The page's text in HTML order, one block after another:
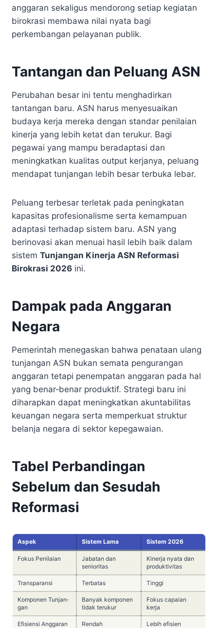
anggaran sekaligus mendorong setiap kegiatan
birokrasi membawa nilai nyata bagi
perkembangan pelayanan publik.
Tantangan dan Peluang ASN
Perubahan besar ini tentu menghadirkan
tantangan baru. ASN harus menyesuaikan
budaya kerja mereka dengan standar penilaian
kinerja yang lebih ketat dan terukur. Bagi
pegawai yang mampu beradaptasi dan
meningkatkan kualitas output kerjanya, peluang
mendapat tunjangan lebih besar terbuka lebar.
Peluang terbesar terletak pada peningkatan
kapasitas profesionalisme serta kemampuan
adaptasi terhadap sistem baru. ASN yang
berinovasi akan menuai hasil lebih baik dalam
sistem Tunjangan Kinerja ASN Reformasi
Birokrasi 2026 ini.
Dampak pada Anggaran
Negara
Pemerintah menegaskan bahwa penataan ulang
tunjangan ASN bukan semata pengurangan
anggaran tetapi penempatan anggaran pada hal
yang benar‑benar produktif. Strategi baru ini
diharapkan dapat meningkatkan akuntabilitas
keuangan negara serta memperkuat struktur
belanja negara di sektor kepegawaian.
Tabel Perbandingan
Sebelum dan Sesudah
Reformasi
Aspek Sistem Lama Sistem 2026
Fokus Penilaian
Jabatan dan
senioritas
Kinerja nyata dan
produktivitas
Transparansi Terbatas Tinggi
Komponen Tunjan­
gan
Banyak komponen
tidak terukur
Fokus capaian
kerja
Efisiensi Anggaran Rendah Lebih efisien